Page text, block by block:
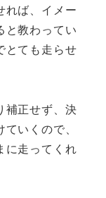
れば、イメー
と教わってい
とても走らせ
補正せず、決
いくので、
に走ってくれ